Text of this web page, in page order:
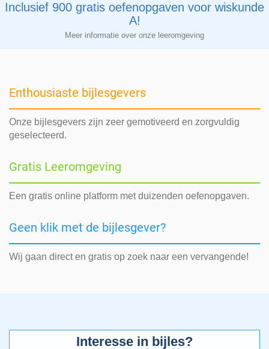
Inclusief 900 gratis oefenopgaven voor wiskunde
A!
Meer informatie over onze leeromgeving
Enthousiaste bijlesgevers
Onze bijlesgevers zijn zeer gemotiveerd en zorgvuldig
geselecteerd.
Gratis Leeromgeving
Een gratis online platform met duizenden oefenopgaven.
Geen klik met de bijlesgever?
Wij gaan direct en gratis op zoek naar een vervangende!
Interesse in bijles?